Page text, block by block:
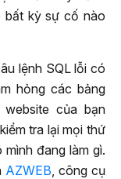
bất kỳ sự cố nào
lệnh SQL lỗi có
hỏng các bảng
của bạn
tra lại mọi thứ
đang làm gì.
AZWEB , công cụ